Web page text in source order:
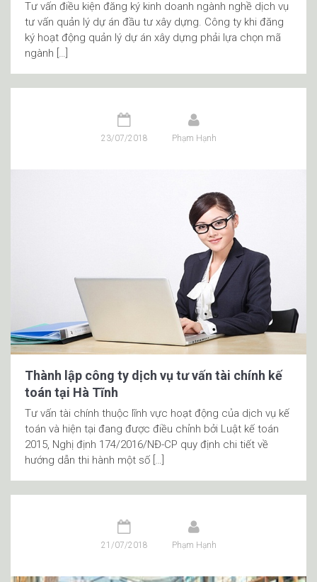
Tư vấn điều kiện đăng ký kinh doanh ngành nghề dịch vụ
tư vấn quản lý dự án đầu tư xây dựng. Công ty khi đăng
ký hoạt động quản lý dự án xây dựng phải lựa chọn mã
ngành […]
23/07/2018 Phạm Hạnh
Thành lập công ty dịch vụ tư vấn tài chính kế
toán tại Hà Tĩnh
Tư vấn tài chính thuộc lĩnh vực hoạt động của dịch vụ kế
toán và hiện tại đang được điều chỉnh bởi Luật kế toán
2015, Nghị định 174/2016/NĐ-CP quy định chi tiết về
hướng dẫn thi hành một số […]
21/07/2018 Phạm Hạnh